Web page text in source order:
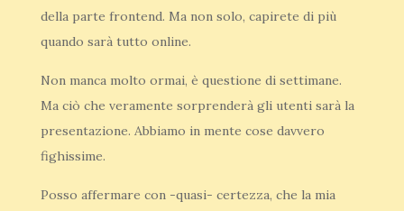
della parte frontend. Ma non solo, capirete di più
quando sarà tutto online.
Non manca molto ormai, è questione di settimane.
Ma ciò che veramente sorprenderà gli utenti sarà la
presentazione. Abbiamo in mente cose davvero
fighissime.
Posso affermare con -quasi- certezza, che la mia